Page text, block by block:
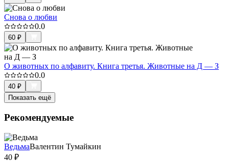
Снова о любви
0.0
60 ₽
О животных по алфавиту. Книга третья. Животные на Д — З
0.0
40 ₽
Показать ещё
Рекомендуемые
ВедьмаВалентин Тумайкин
40 ₽